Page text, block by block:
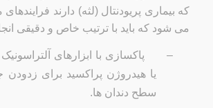
که بیماری پریودنتال (لثه) دارند
می شود که باید با ترتیب خاص و دقیقی
–
پاکسازی با ابزارهای
یا هیدروژن پراکسید برای
سطح دندان ها.